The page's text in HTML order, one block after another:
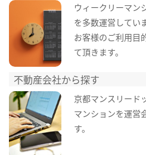
ウィークリーマン
を多数運営してい
お客様のご利用目
て頂きます。
不動産会社から探す
京都マンスリード
マンションを運営
す。